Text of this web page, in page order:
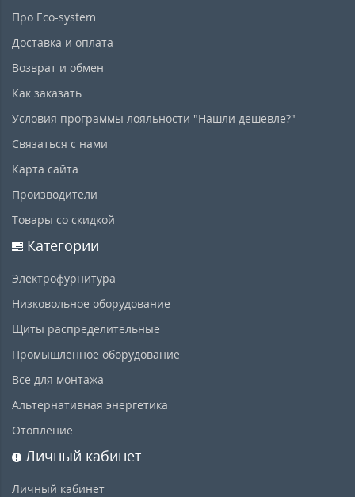
Про Eco-system
Доставка и оплата
Возврат и обмен
Как заказать
Условия программы лояльности "Нашли дешевле?"
Связаться с нами
Карта сайта
Производители
Товары со скидкой
Категории
Электрофурнитура
Низковольное оборудование
Щиты распределительные
Промышленное оборудование
Все для монтажа
Альтернативная энергетика
Отопление
Личный кабинет
Личный кабинет